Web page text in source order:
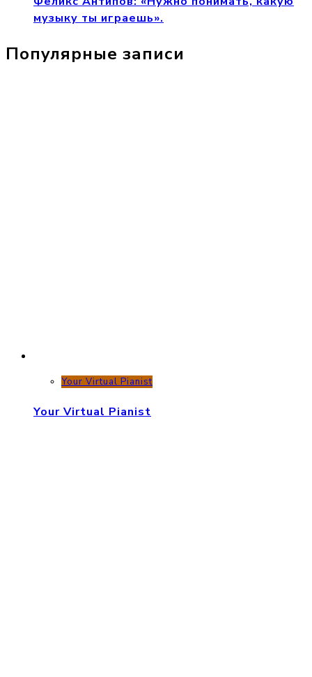
музыку ты играешь».
Популярные записи
Your Virtual Pianist
Your Virtual Pianist